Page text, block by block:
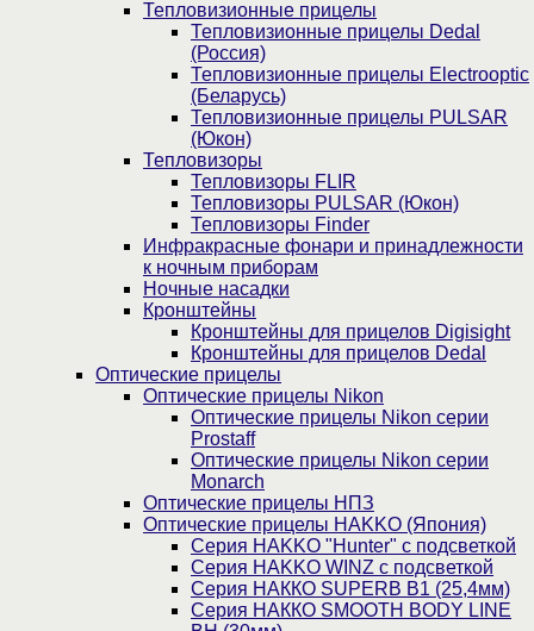
Тепловизионные прицелы
Тепловизионные прицелы Dedal
(Россия)
Тепловизионные прицелы Electrooptic
(Беларусь)
Тепловизионные прицелы PULSAR
(Юкон)
Тепловизоры
Тепловизоры FLIR
Тепловизоры PULSAR (Юкон)
Тепловизоры Finder
Инфракрасные фонари и принадлежности
к ночным приборам
Ночные насадки
Кронштейны
Кронштейны для прицелов Digisight
Кронштейны для прицелов Dedal
Оптические прицелы
Оптические прицелы Nikon
Оптические прицелы Nikon серии
Prostaff
Оптические прицелы Nikon серии
Monarch
Оптические прицелы НПЗ
Оптические прицелы HAKKO (Япония)
Cерия HAKKO "Hunter" с подсветкой
Серия НAKKO WINZ с подсветкой
Серия НАККО SUPERB B1 (25,4мм)
Серия НАККО SMOOTH BODY LINE